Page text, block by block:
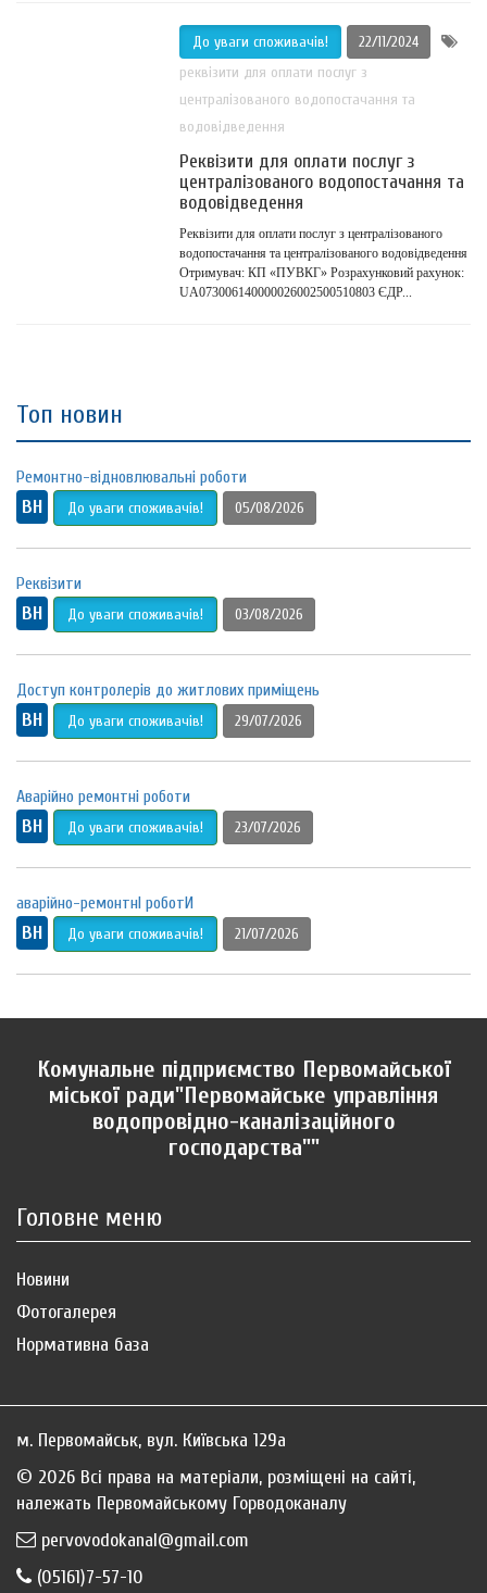
До уваги споживачів!
22/11/2024
реквізити для оплати послуг з
централізованого водопостачання та
водовідведення
Реквізити для оплати послуг з
централізованого водопостачання та
водовідведення
Реквізити для оплати послуг з централізованого
водопостачання та централізованого водовідведення
Отримувач: КП «ПУВКГ» Розрахунковий рахунок:
UA073006140000026002500510803 ЄДР...
Топ новин
Ремонтно-відновлювальні роботи
ВН До уваги споживачів! 05/08/2026
Реквізити
ВН До уваги споживачів! 03/08/2026
Доступ контролерів до житлових приміщень
ВН До уваги споживачів! 29/07/2026
Аварійно ремонтні роботи
ВН До уваги споживачів! 23/07/2026
аварійно-ремонтнІ роботИ
ВН До уваги споживачів! 21/07/2026
Комунальне підприємство Первомайської
міської ради"Первомайське управління
водопровідно-каналізаційного
господарства""
Головне меню
Новини
Фотогалерея
Нормативна база
м. Первомайськ, вул. Київська 129а
© 2026 Всі права на матеріали, розміщені на сайті,
належать Первомайському Горводоканалу
pervovodokanal@gmail.com
(05161)7-57-10